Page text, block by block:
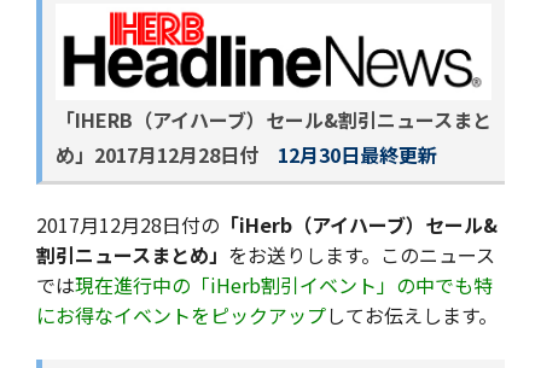
「IHERB（アイハーブ）セール&割引ニュースまと
め」 2017月12月28日付 12月30日最終更新
2017月12月28日付の 「iHerb（アイハーブ）セール&
割引ニュースまとめ」 をお送りします。このニュース
では現在進行中の「iHerb割引イベント」の中でも特
にお得なイベントをピックアップしてお伝えします。